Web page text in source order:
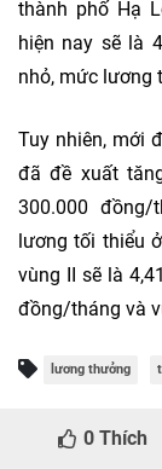
thành phố Hạ
hiện nay sẽ là
nhỏ, mức lương
Tuy nhiên, mới
đã đề xuất
300.000
lương tối thiểu
vùng II sẽ là
đồng/tháng và
lương thưởng
0 Thích